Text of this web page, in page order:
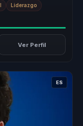
Liderazgo
Ver Perfil
ES